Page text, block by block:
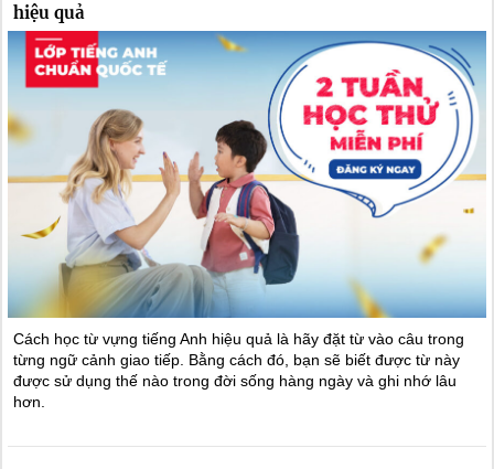
hiệu quả
Cách học từ vựng tiếng Anh hiệu quả là hãy đặt từ vào câu trong
từng ngữ cảnh giao tiếp. Bằng cách đó, bạn sẽ biết được từ này
được sử dụng thế nào trong đời sống hàng ngày và ghi nhớ lâu
hơn.